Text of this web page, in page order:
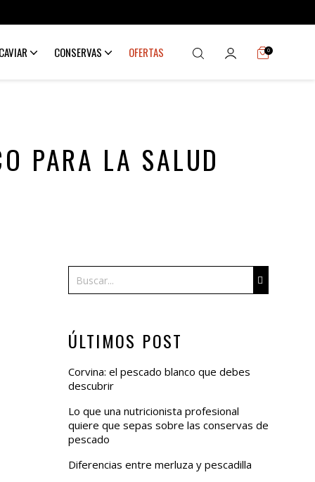
CONSERVAS OFERTAS 0
PARA LA SALUD
ÚLTIMOS POST
Corvina: el pescado blanco que debes
descubrir
Lo que una nutricionista profesional
quiere que sepas sobre las conservas de
pescado
Diferencias entre merluza y pescadilla